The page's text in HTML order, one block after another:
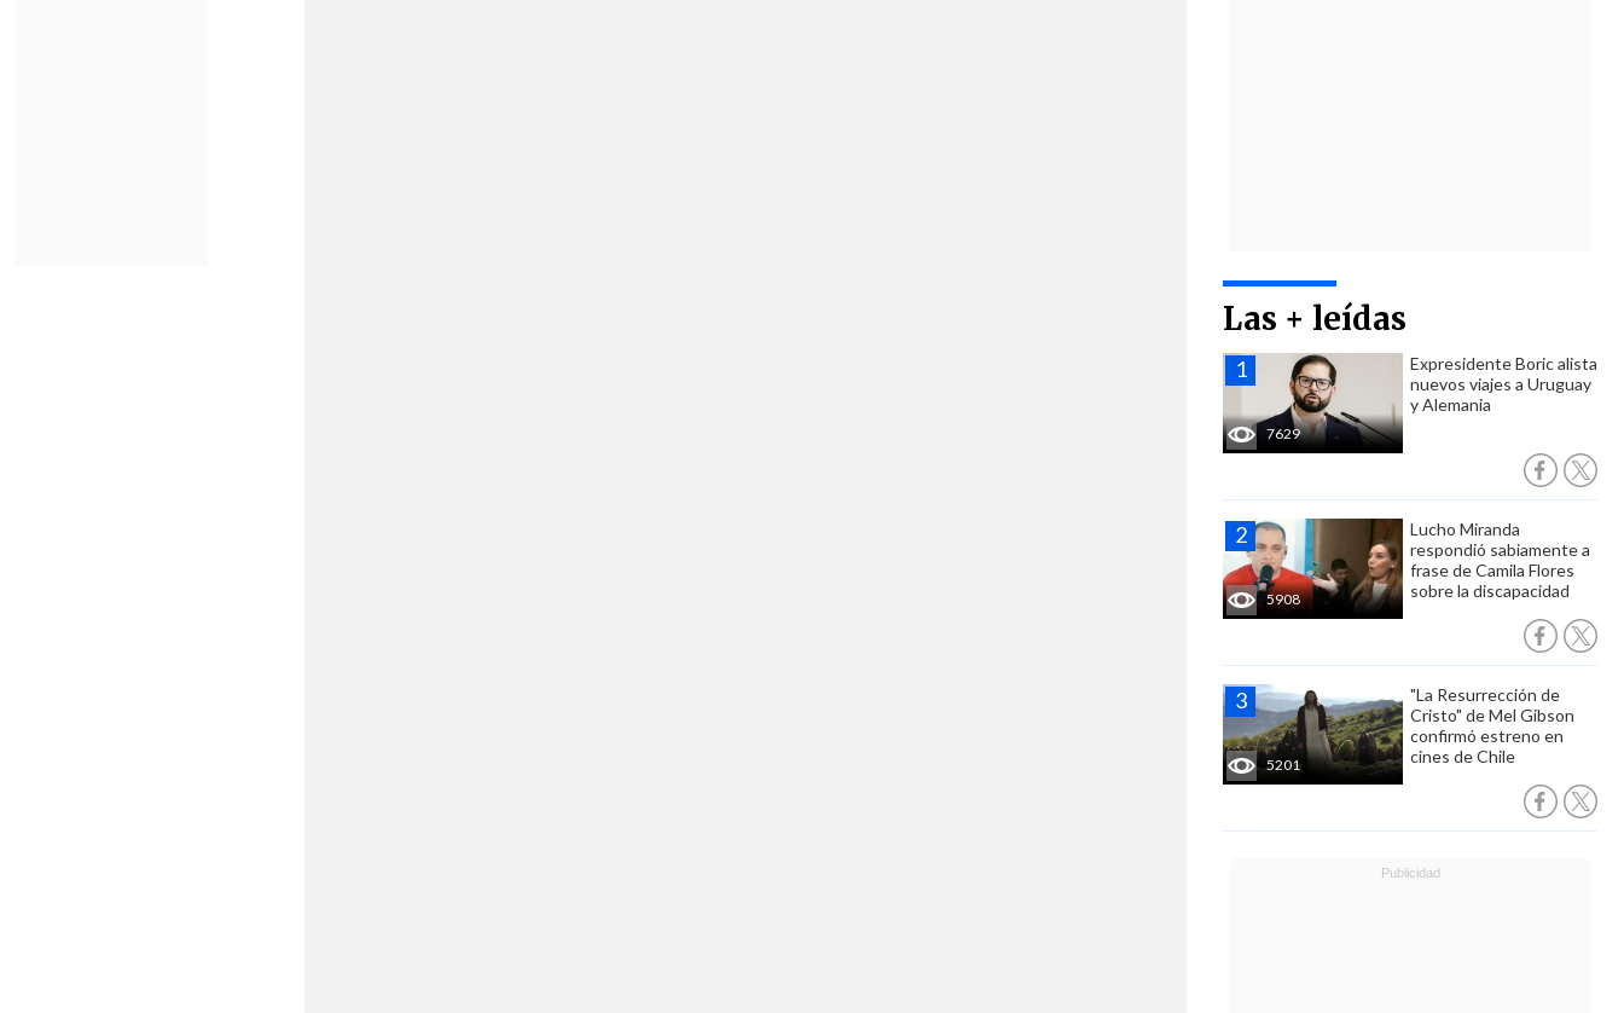
Las + leídas
7629
Expresidente Boric alista
nuevos viajes a Uruguay
y Alemania
5908
Lucho Miranda
respondió sabiamente a
frase de Camila Flores
sobre la discapacidad
5201
"La Resurrección de
Cristo" de Mel Gibson
confirmó estreno en
cines de Chile